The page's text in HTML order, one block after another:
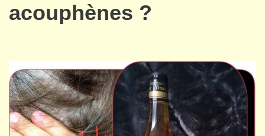
acouphènes ?